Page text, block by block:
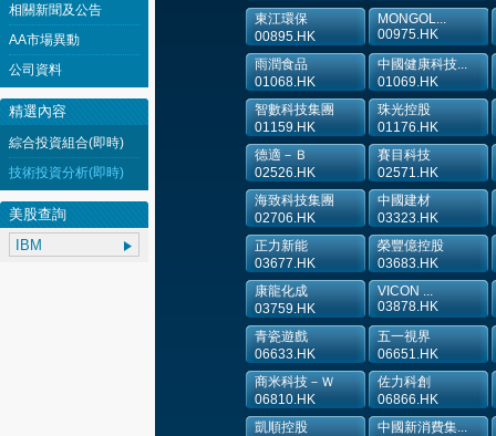
東江環保
00895.HK
MONGOL...
00975.HK
雨潤食品
01068.HK
中國健康科技...
01069.HK
智數科技集團
01159.HK
珠光控股
01176.HK
德適－Ｂ
02526.HK
賽目科技
02571.HK
海致科技集團
02706.HK
中國建材
03323.HK
正力新能
03677.HK
榮豐億控股
03683.HK
康龍化成
03759.HK
VICON ...
03878.HK
青瓷遊戲
06633.HK
五一視界
06651.HK
商米科技－Ｗ
06810.HK
佐力科創
06866.HK
凱順控股
中國新消費集...
相關新聞及公告
AA市場異動
公司資料
精選內容
綜合投資組合(即時)
技術投資分析(即時)
美股查詢